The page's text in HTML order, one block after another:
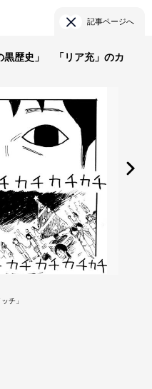
記事ページへ
黒歴史」 「リア充」のカ
チ」